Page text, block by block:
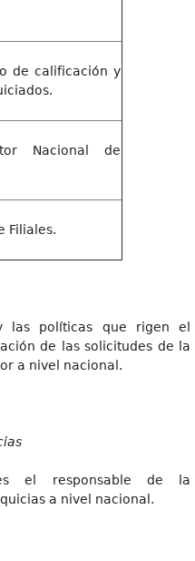
de calificación y
Nacional de
Filiales.
las políticas que rigen el
de las solicitudes de la
a nivel nacional.
el responsable de la
a nivel nacional.